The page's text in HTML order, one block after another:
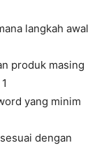
langkah awal
produk masing
yang minim
dengan